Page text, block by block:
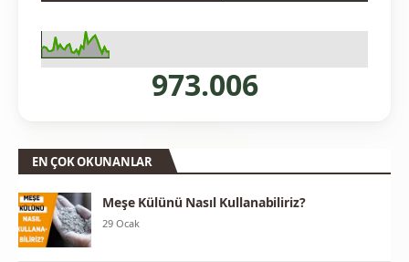
973.006
EN ÇOK OKUNANLAR
Meşe Külünü Nasıl Kullanabiliriz?
29 Ocak